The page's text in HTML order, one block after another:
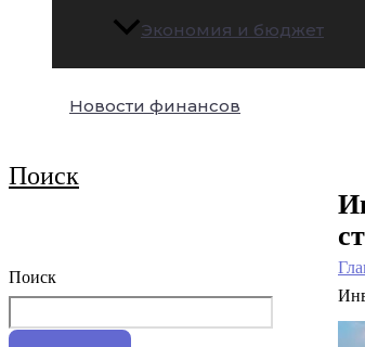
Экономия и бюджет
Новости финансов
Поиск
Поиск